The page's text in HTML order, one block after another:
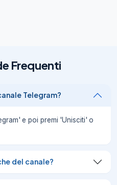
05/08/26 44
Macchina
Frequenti
Telegram?
e poi premi 'Unisciti' o
del canale?